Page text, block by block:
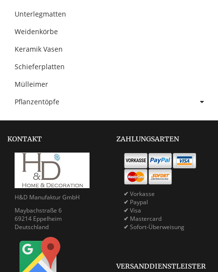
Unterlegmatten
Weidenkörbe
Keramik Vasen
Schieferplatten
Mülleimer
Pflanzentöpfe
KONTAKT
H&D Manufaktur GmbH
Maybachstraße 6
69214 Eppelheim
Deutschland
ZAHLUNGSARTEN
✔ Vorkasse
✔ Paypal
✔ Visa
✔ Mastercard
✔ Sofort-Überweisung
VERSANDDIENSTLEISTER